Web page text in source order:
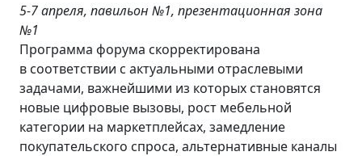
5-7 апреля, павильон №1, презентационная зона
№1
Программа форума скорректирована
в соответствии с актуальными отраслевыми
задачами, важнейшими из которых становятся
новые цифровые вызовы, рост мебельной
категории на маркетплейсах, замедление
покупательского спроса, альтернативные каналы